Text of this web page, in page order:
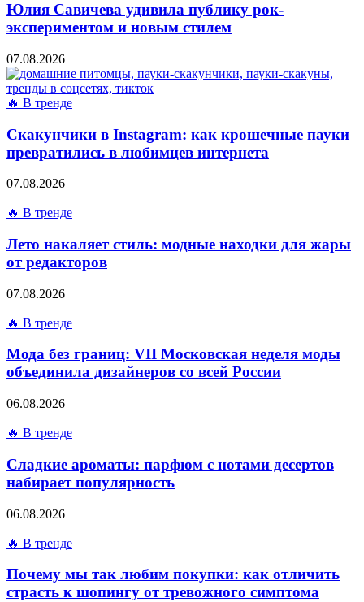
Юлия Савичева удивила публику рок-
экспериментом и новым стилем
07.08.2026
🔥 В тренде
Скакунчики в Instagram: как крошечные пауки
превратились в любимцев интернета
07.08.2026
🔥 В тренде
Лето накаляет стиль: модные находки для жары
от редакторов
07.08.2026
🔥 В тренде
Мода без границ: VII Московская неделя моды
объединила дизайнеров со всей России
06.08.2026
🔥 В тренде
Сладкие ароматы: парфюм с нотами десертов
набирает популярность
06.08.2026
🔥 В тренде
Почему мы так любим покупки: как отличить
страсть к шопингу от тревожного симптома